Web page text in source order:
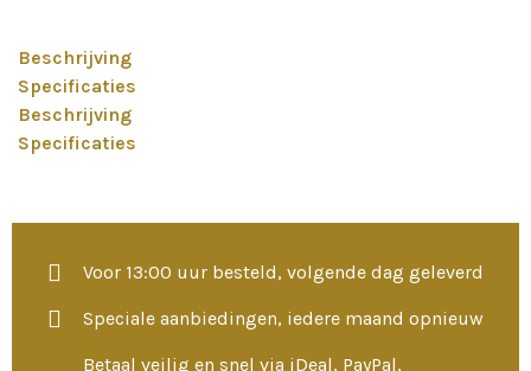
Beschrijving
Specificaties
Beschrijving
Specificaties
Voor 13:00 uur besteld, volgende dag geleverd
Speciale aanbiedingen, iedere maand opnieuw
Betaal veilig en snel via iDeal, PayPal,